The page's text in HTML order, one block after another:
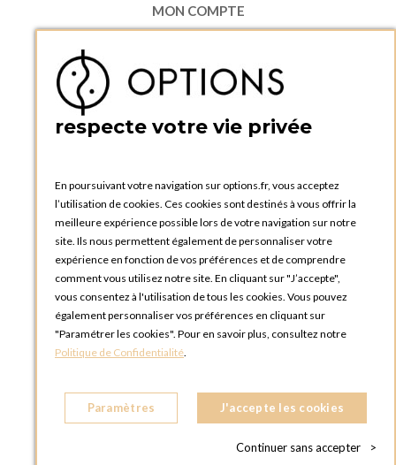
MON COMPTE
Accéder à mon compte
Créer un compte
PRATIQUE
Catalogues et bons de commande
Tutoriels
OPTIONS LUXEMBOURG
13 rue Paul Rischard
5324 Contern
LUXEMBOURG
BOUTIQUE OPTIONS LUXEMBOURG
L - 1842 HOWALD LUXEMBOURG
respecte votre vie privée
En poursuivant votre navigation sur options.fr, vous acceptez
l’utilisation de cookies. Ces cookies sont destinés à vous offrir la
meilleure expérience possible lors de votre navigation sur notre
site. Ils nous permettent également de personnaliser votre
expérience en fonction de vos préférences et de comprendre
comment vous utilisez notre site. En cliquant sur "J’accepte",
vous consentez à l'utilisation de tous les cookies. Vous pouvez
également personnaliser vos préférences en cliquant sur
"Paramétrer les cookies". Pour en savoir plus, consultez notre
Politique de Confidentialité.
Paramètres J'accepte les cookies
Continuer sans accepter >